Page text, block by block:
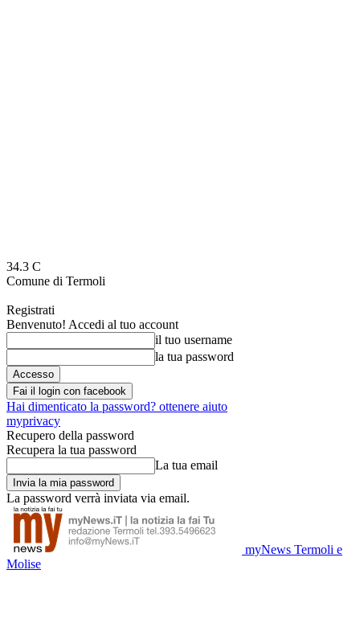
34.3 C
Comune di Termoli
Registrati
Benvenuto! Accedi al tuo account
il tuo username
la tua password
Fai il login con facebook
Hai dimenticato la password? ottenere aiuto
myprivacy
Recupero della password
Recupera la tua password
La tua email
La password verrà inviata via email.
myNews Termoli e
Molise